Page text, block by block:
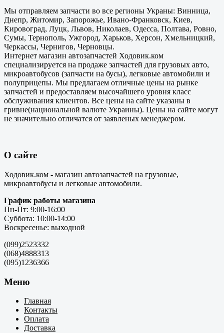
Мы отправляем запчасти во все регионы Украны: Винница,
Днепр, Житомир, Запорожье, Ивано-Франковск, Киев,
Кировоград, Луцк, Львов, Николаев, Одесса, Полтава, Ровно,
Сумы, Тернополь, Ужгород, Харьков, Херсон, Хмельницкий,
Черкассы, Чернигов, Черновцы.
Интернет магазин автозапчастей Ходовик.ком
специализируется на продаже запчастей для грузовых авто,
микроавтобусов (запчасти на бусы), легковые автомобили и
полуприцепы. Мы предлагаем отличные цены на рынке
запчастей и предоставляем высочайшего уровня класс
обслуживания клиентов. Все цены на сайте указаны в
гривне(национальной валюте Украины). Цены на сайте могут
не значительно отличатся от заявленых менеджером.
О сайте
Ходовик.ком - магазин автозапчастей на грузовые,
микроавтобусы и легковые автомобили.
График работы магазина
Пн-Пт: 9:00-16:00
Суббота: 10:00-14:00
Воскресенье: выходной
(099)2523332
(068)4888313
(095)1236366
Меню
Главная
Контакты
Оплата
Доставка